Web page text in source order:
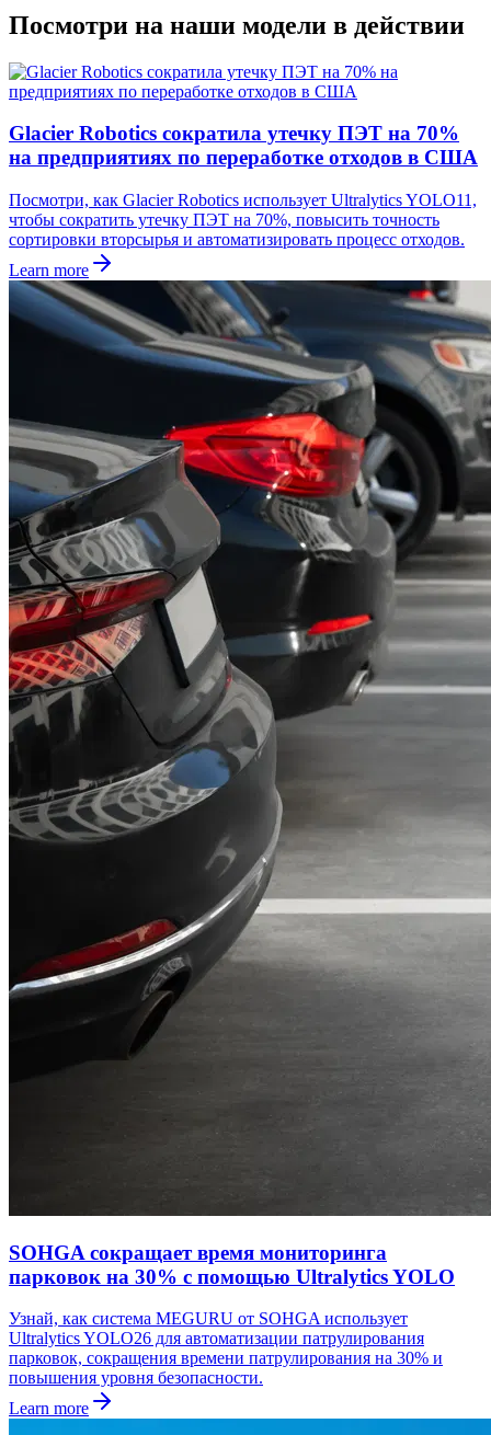
Посмотри на наши модели в действии
Glacier Robotics сократила утечку ПЭТ на 70%
на предприятиях по переработке отходов в США
Посмотри, как Glacier Robotics использует Ultralytics YOLO11,
чтобы сократить утечку ПЭТ на 70%, повысить точность
сортировки вторсырья и автоматизировать процесс отходов.
Learn more
SOHGA сокращает время мониторинга
парковок на 30% с помощью Ultralytics YOLO
Узнай, как система MEGURU от SOHGA использует
Ultralytics YOLO26 для автоматизации патрулирования
парковок, сокращения времени патрулирования на 30% и
повышения уровня безопасности.
Learn more